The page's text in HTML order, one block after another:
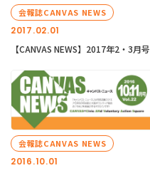
2017.02.01
会報誌CANVAS NEWS
【CANVAS NEWS】2017年2・3月号
2016.10.01
会報誌CANVAS NEWS